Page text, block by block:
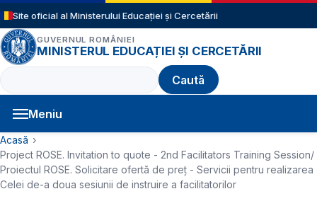
Sari la conținutul principal
Site oficial al Ministerului Educației și Cercetării
GUVERNUL ROMÂNIEI
MINISTERUL EDUCAȚIEI ȘI CERCETĂRII
Caută
Meniu
Navigație principală
Cale de navigare
Acasă
Project ROSE. Invitation to quote - 2nd Facilitators Training Session/
Proiectul ROSE. Solicitare ofertă de preț - Servicii pentru realizarea
Celei de-a doua sesiunii de instruire a facilitatorilor